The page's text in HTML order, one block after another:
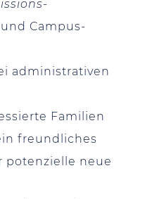
-
Campus-
administrativen
Familien
freundliches
potenzielle neue